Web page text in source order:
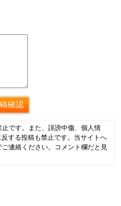
です。また、誹謗中傷、個人情
する投稿も禁止です。当サイトへ
連絡ください。コメント欄だと見